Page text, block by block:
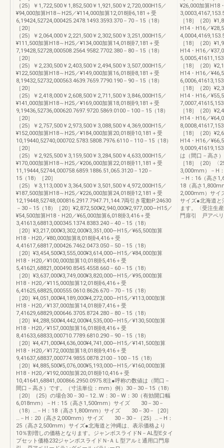
｛25｝￥1,722,500￥1,852,500￥1,921,500￥2,720,000H15／
¥94,000加算H18～H25／¥114,000加算12,018掛6,181＋受
6,19424,52724,000425.2478.1493.3593.370－70－15（18）
［20］
｛25｝￥2,064,000￥2,221,500￥2,302,500￥3,251,000H15／
¥111,500加算H18～H25／¥134,000加算14,018掛7,181＋受
7,19428,52728,000508.2564.9582.7702.380－80－15（18）
［20］
｛25｝￥2,230,500￥2,403,500￥2,494,500￥3,507,000H15／
¥122,500加算H18～H25／¥149,000加算16,018掛8,181＋受
8,19432,52732,000563.4639.7659.7790.190－90－15（18）
［20］
｛25｝￥2,418,000￥2,608,500￥2,711,500￥3,846,000H15／
¥141,000加算H18～H25／¥169,000加算18,018掛9,181＋受
9,19436,52736,000620.7697.9720.5869.0100－100－15（18）
［20］
｛25｝￥2,757,500￥2,973,500￥3,088,500￥4,369,000H15／
¥152,000加算H18～H25／¥184,000加算20,018掛10,181＋受
10,19440,52740,000702.5783.5808.7976.6110－110－15（18）
［20］
｛25｝￥2,925,500￥3,159,500￥3,284,500￥4,633,000H15／
¥170,000加算H18～H25／¥206,000加算22,018掛11,181＋受
11,19444,52744,000758.6859.1886.51,065.3120－120－
15（18）［20］
｛25｝￥3,113,000￥3,364,500￥3,501,500￥4,972,000H15／
¥187,500加算H18～H25／¥226,000加算24,018掛12,181＋受
12,19448,52748,000816.2917.7947.71,144.7両引き電動P.24630
－30－15（18）［20］¥2,872,500¥2,940,000¥2,977,000―H15／
¥54,500加算H18・H20／¥65,000加算6,018掛3,416＋受
3,41613,68813,000345.1374.8383.240－40－15（18）
［20］¥3,217,000¥3,302,000¥3,351,000―H15／¥65,500加算
H18・H20／¥80,000加算8,018掛4,416＋受
4,41617,68817,000426.7462.0473.050－50－15（18）
［20］¥3,454,500¥3,555,000¥3,614,000―H15／¥84,000加算
H18・H20／¥100,000加算10,018掛5,416＋受
5,41621,68821,000490.8545.4558.660－60－15（18）
［20］¥3,637,000¥3,749,000¥3,820,000―H15／¥95,000加算
H18・H20／¥115,000加算12,018掛6,416＋受
6,41625,68825,000555.0610.8626.670－70－15（18）
［20］¥4,051,000¥4,189,000¥4,272,000―H15／¥113,000加算
H18・H20／¥137,000加算14,018掛7,416＋受
7,41629,68829,000646.3705.8724.280－80－15（18）
［20］¥4,288,500¥4,442,000¥4,535,000―H15／¥130,500加算
H18・H20／¥157,000加算16,018掛8,416＋受
8,41633,68833,000710.7789.6810.290－90－15（18）
［20］¥4,471,000¥4,636,000¥4,741,000―H15／¥141,500加算
H18・H20／¥172,000加算18,018掛9,416＋受
9,41637,68837,000774.9855.0878.2100－100－15（18）
［20］¥4,885,500¥5,076,000¥5,193,000―H15／¥160,000加算
H18・H20／¥192,000加算20,018掛10,416＋受
10,41641,68841,000866.2950.0975.8注●呼称の数値は（間口－
間口－高さ）です。（寸法単位：mm）例）30－30－15（18）
［20］｛25｝の場合30－30－12…W：30－W：30（有効開口幅
6,018mm）－H：15（高さ1,500mm）サイズ 30－30－
（18）…－H：18（高さ1,800mm）サイズ 30－30－［20］
…－H：20（高さ2,000mm）サイズ 30－30－｛25｝…－H：
25（高さ2,500mm）サイズ●北海道と沖縄は、表示価格より
10％割増しの価格となります。ジャンボスライドN－AL型Eタイ
プセット価格232ジャンボスライドＮ‐ＡＬ型アルミ通用口門扉
¥26,000加算H18
［18］｛20｝
H14・H16／
［18］｛20｝
H14・H16／
［18］｛20｝
H14・H16／
［18］｛20｝
H14・H16／
［18］｛20｝
H14・H16／
［18］｛20｝
H14・H16／
は（間口－高さ
［18］｛20｝〈
3,000mm）－H
－H：16（高さ
18（高さ
2,000mm）サ
サイズ●北海道と
ます。〈受注生
門扉引 戸アペリ